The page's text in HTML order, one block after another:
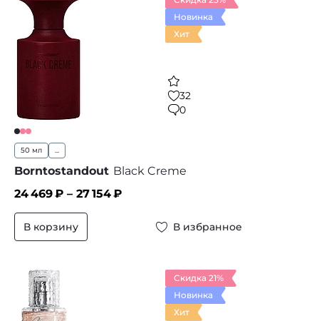
Новинка
Хит
32
0
50 мл ...
Borntostandout Black Creme
24 469₽ – 27 154₽
В корзину В избранное
Скидка 21%
Новинка
Хит